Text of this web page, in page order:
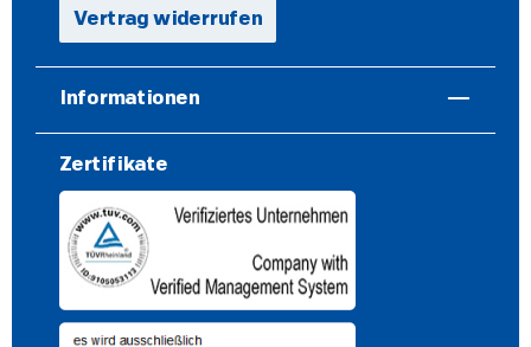
Vertrag widerrufen
Informationen
Zertifikate